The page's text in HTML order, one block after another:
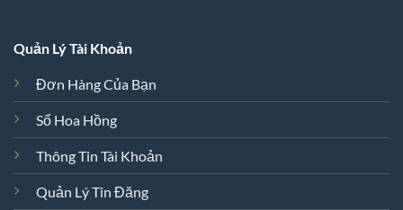
Quản Lý Tài Khoản
Đơn Hàng Của Bạn
Sổ Hoa Hồng
Thông Tin Tài Khoản
Quản Lý Tin Đăng